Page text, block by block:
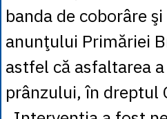
banda de coborâre
anunţului Primăriei
astfel că asfaltarea
prânzului, în dreptul